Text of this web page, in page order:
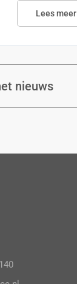
Lees meer
nieuws